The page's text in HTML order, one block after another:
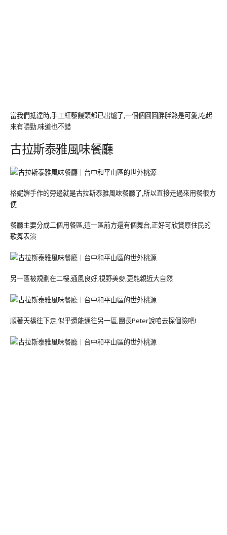
當我們抵達時,手工紅藜饅頭都已出爐了,一個個圓圓胖胖煞是可愛,吃起
來有嚼勁,味道也不錯
古拉斯泰雅風味餐廳
格妮婩手作的旁邊就是古拉斯泰雅風味餐廳了,所以直接走過來用餐很方
便
餐廳主要分成二個用餐區,這一區前方還有個舞台,正好可欣賞原住民的
歌舞表演
另一區被規劃在二樓,通風良好,視野美麥,更能親近大自然
順著天橋往下走,似乎還能通往另一區,團長Peter說咱去探個險吧!